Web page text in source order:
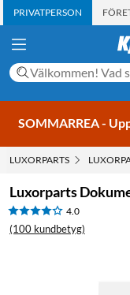
PRIVATPERSON
SOMMARREA -
LUXORPARTS
Luxorparts
4.0
(100 kundbetyg)